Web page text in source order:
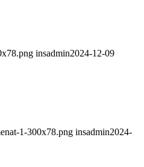
insadmin2024-12-09
1-300x78.png insadmin2024-